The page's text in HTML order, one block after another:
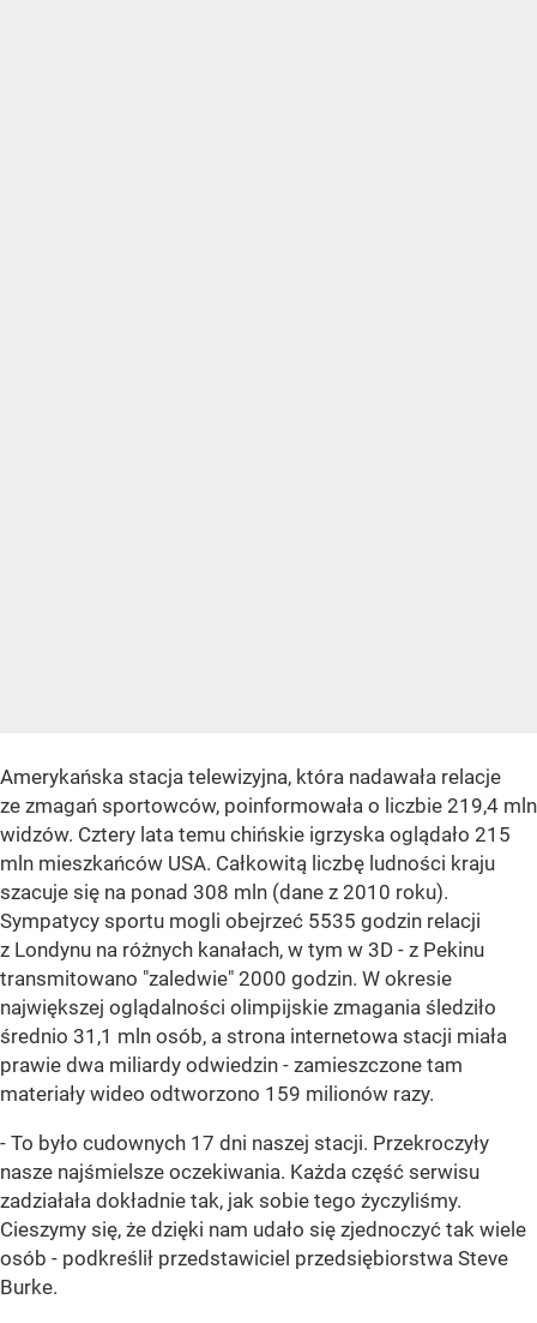
Amerykańska stacja telewizyjna, która nadawała relacje
ze zmagań sportowców, poinformowała o liczbie 219,4 mln
widzów. Cztery lata temu chińskie igrzyska oglądało 215
mln mieszkańców USA. Całkowitą liczbę ludności kraju
szacuje się na ponad 308 mln (dane z 2010 roku).
Sympatycy sportu mogli obejrzeć 5535 godzin relacji
z Londynu na różnych kanałach, w tym w 3D - z Pekinu
transmitowano "zaledwie" 2000 godzin. W okresie
największej oglądalności olimpijskie zmagania śledziło
średnio 31,1 mln osób, a strona internetowa stacji miała
prawie dwa miliardy odwiedzin - zamieszczone tam
materiały wideo odtworzono 159 milionów razy.
- To było cudownych 17 dni naszej stacji. Przekroczyły
nasze najśmielsze oczekiwania. Każda część serwisu
zadziałała dokładnie tak, jak sobie tego życzyliśmy.
Cieszymy się, że dzięki nam udało się zjednoczyć tak wiele
osób - podkreślił przedstawiciel przedsiębiorstwa Steve
Burke.